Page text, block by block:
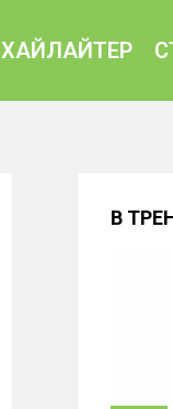
ХАЙЛАЙТЕР
В